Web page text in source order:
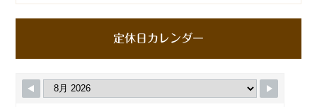
定休日カレンダー